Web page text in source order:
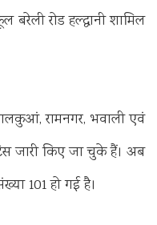
रोड हल्द्वानी शामिल
रामनगर, भवाली एवं
जारी किए जा चुके हैं। अब
101 हो गई है।